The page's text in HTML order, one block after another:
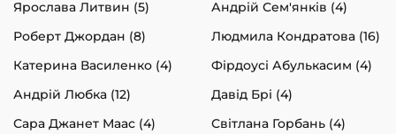
Ярослава Литвин (5)
Андрій Сем'янків (4)
Роберт Джордан (8)
Людмила Кондратова (16)
Катерина Василенко (4)
Фірдоусі Абулькасим (4)
Андрій Любка (12)
Давід Брі (4)
Сара Джанет Маас (4)
Світлана Горбань (4)